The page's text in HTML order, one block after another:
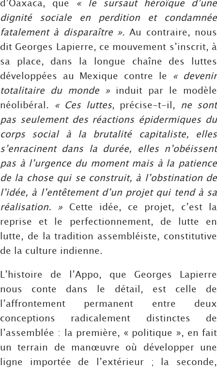
d’Oaxaca, que « le sursaut héroïque d’une
dignité sociale en perdition et condamnée
fatalement à disparaître ». Au contraire, nous
dit Georges Lapierre, ce mouvement s’inscrit, à
sa place, dans la longue chaîne des luttes
développées au Mexique contre le « devenir
totalitaire du monde » induit par le modèle
néolibéral. « Ces luttes, précise-t-il, ne sont
pas seulement des réactions épidermiques du
corps social à la brutalité capitaliste, elles
s’enracinent dans la durée, elles n’obéissent
pas à l’urgence du moment mais à la patience
de la chose qui se construit, à l’obstination de
l’idée, à l’entêtement d’un projet qui tend à sa
réalisation. » Cette idée, ce projet, c’est la
reprise et le perfectionnement, de lutte en
lutte, de la tradition assembléiste, constitutive
de la culture indienne.
L’histoire de l’Appo, que Georges Lapierre
nous conte dans le détail, est celle de
l’affrontement permanent entre deux
conceptions radicalement distinctes de
l’assemblée : la première, « politique », en fait
un terrain de manœuvre où développer une
ligne importée de l’extérieur ; la seconde,